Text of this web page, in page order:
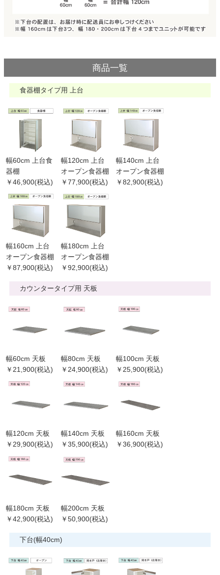
ガーデン
商品一覧
食器棚タイプ用 上台
幅60cm 上台食
器棚
￥46,900(税込)
幅120cm 上台
オープン食器棚
￥77,900(税込)
幅140cm 上台
オープン食器棚
￥82,900(税込)
幅160cm 上台
オープン食器棚
￥87,900(税込)
幅180cm 上台
オープン食器棚
￥92,900(税込)
カウンタータイプ用 天板
幅60cm 天板
￥21,900(税込)
幅80cm 天板
￥24,900(税込)
幅100cm 天板
￥25,900(税込)
幅120cm 天板
￥29,900(税込)
幅140cm 天板
￥35,900(税込)
幅160cm 天板
￥36,900(税込)
幅180cm 天板
￥42,900(税込)
幅200cm 天板
￥50,900(税込)
下台(幅40cm)